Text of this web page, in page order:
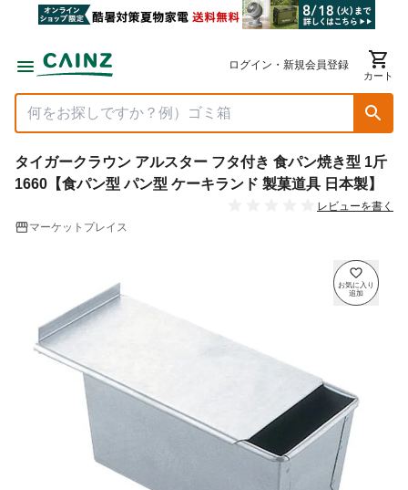
ログイン・新規会員登録
カート
タイガークラウン アルスター フタ付き 食パン焼き型 1斤
1660【食パン型 パン型 ケーキランド 製菓道具 日本製】
レビューを書く
マーケットプレイス